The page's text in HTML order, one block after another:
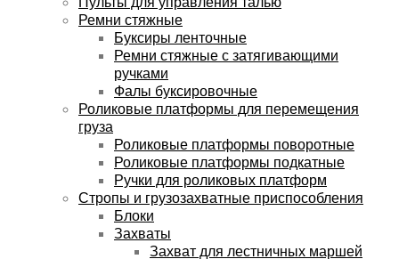
Ремни стяжные
Буксиры ленточные
Ремни стяжные с затягивающими
ручками
Фалы буксировочные
Роликовые платформы для перемещения
груза
Роликовые платформы поворотные
Роликовые платформы подкатные
Ручки для роликовых платформ
Стропы и грузозахватные приспособления
Блоки
Захваты
Захват для лестничных маршей